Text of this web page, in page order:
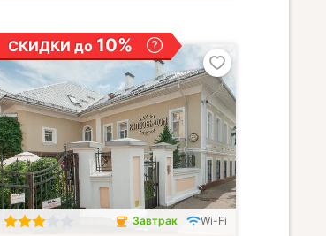
СКИДКИ до 10%
Завтрак Wi-Fi